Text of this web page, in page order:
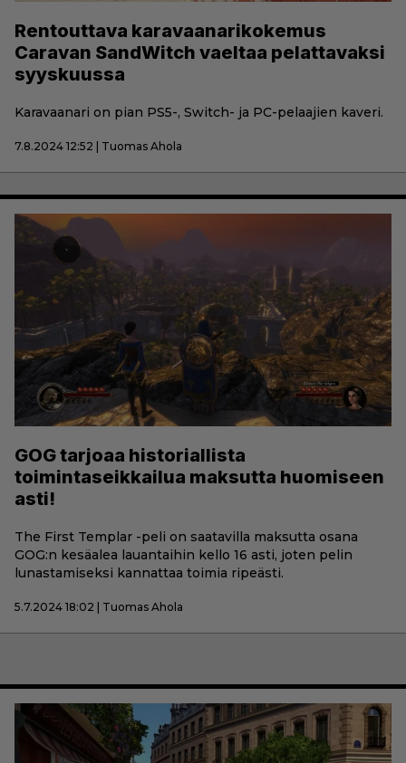
Rentouttava karavaanarikokemus
Caravan SandWitch vaeltaa pelattavaksi
syyskuussa
Karavaanari on pian PS5-, Switch- ja PC-pelaajien kaveri.
7.8.2024 12:52 | Tuomas Ahola
GOG tarjoaa historiallista
toimintaseikkailua maksutta huomiseen
asti!
The First Templar -peli on saatavilla maksutta osana
GOG:n kesäalea lauantaihin kello 16 asti, joten pelin
lunastamiseksi kannattaa toimia ripeästi.
5.7.2024 18:02 | Tuomas Ahola